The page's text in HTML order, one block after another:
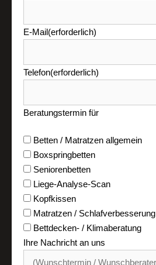
E-Mail(erforderlich)
Telefon(erforderlich)
Beratungstermin für
Betten / Matratzen allgemein
Boxspringbetten
Seniorenbetten
Liege-Analyse-Scan
Kopfkissen
Matratzen / Schlafverbesserung
Bettdecken- / Klimaberatung
Ihre Nachricht an uns